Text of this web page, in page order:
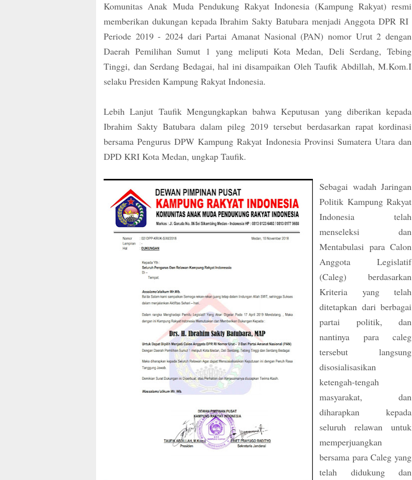
Komunitas Anak Muda Pendukung Rakyat Indonesia (Kampung Rakyat) resmi
memberikan dukungan kepada Ibrahim Sakty Batubara menjadi Anggota DPR RI
Periode 2019 - 2024 dari Partai Amanat Nasional (PAN) nomor Urut 2 dengan
Daerah Pemilihan Sumut 1 yang meliputi Kota Medan, Deli Serdang, Tebing
Tinggi, dan Serdang Bedagai, hal ini disampaikan Oleh Taufik Abdillah, M.Kom.I
selaku Presiden Kampung Rakyat Indonesia.
Lebih Lanjut Taufik Mengungkapkan bahwa Keputusan yang diberikan kepada
Ibrahim Sakty Batubara dalam pileg 2019 tersebut berdasarkan rapat kordinasi
bersama Pengurus DPW Kampung Rakyat Indonesia Provinsi Sumatera Utara dan
DPD KRI Kota Medan, ungkap Taufik.
Sebagai wadah Jaringan
Politik Kampung Rakyat
Indonesia telah
menseleksi dan
Mentabulasi para Calon
Anggota Legislatif
(Caleg) berdasarkan
Kriteria yang telah
ditetapkan dari berbagai
partai politik, dan
nantinya para caleg
tersebut langsung
disosialisasikan
ketengah-tengah
masyarakat, dan
diharapkan kepada
seluruh relawan untuk
memperjuangkan
bersama para Caleg yang
telah didukung dan